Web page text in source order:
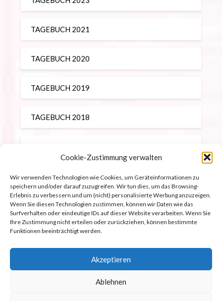
Cookie-Zustimmung verwalten
Wir verwenden Technologien wie Cookies, um Geräteinformationen zu
speichern und/oder darauf zuzugreifen. Wir tun dies, um das Browsing-
Erlebnis zu verbessern und um (nicht) personalisierte Werbung anzuzeigen.
Wenn Sie diesen Technologien zustimmen, können wir Daten wie das
Surfverhalten oder eindeutige IDs auf dieser Website verarbeiten. Wenn Sie
Ihre Zustimmung nicht erteilen oder zurückziehen, können bestimmte
Funktionen beeinträchtigt werden.
Akzeptieren
Ablehnen
TAGEBUCH 2021
TAGEBUCH 2020
TAGEBUCH 2019
TAGEBUCH 2018
REISEBERICHTE
Impressum
Cookie-Richtlinie (EU)